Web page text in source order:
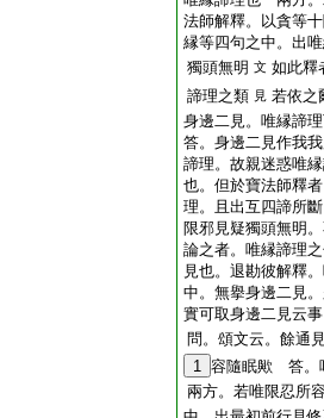
法師解釋。以貪等
縁等四句之中。出
獨頭無明 文 如此釋
諦理之類 見 若依之
身邊二見。唯縁諦
答。身邊二見作我
諦理。故親迷惑唯
也。但於寶法師釋
理。且出互四諦所
限邪見疑獨頭無明
論之者。唯縁諦理
見也。退勘彼解釋
中。無擧身邊二見
實可取身邊二見云事
問。頌文云。餘通
1 容隨眠歟 答。
兩方。若唯限忍所